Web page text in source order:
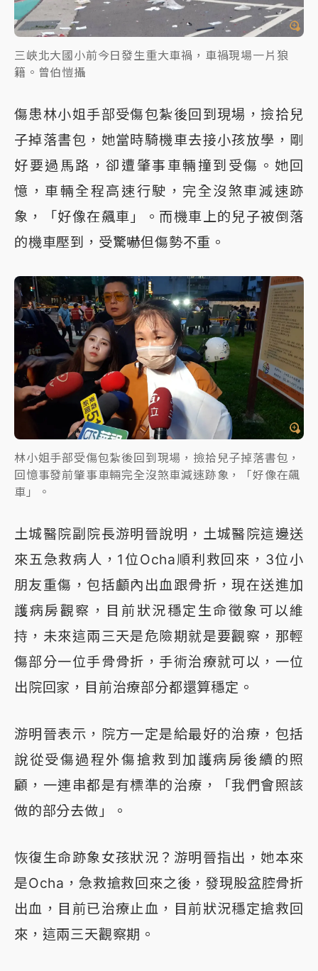
三峽北大國小前今日發生重大車禍，車禍現場一片狼
籍。曾伯愷攝
傷患林小姐手部受傷包紮後回到現場，撿拾兒
子掉落書包，她當時騎機車去接小孩放學，剛
好要過馬路，卻遭肇事車輛撞到受傷。她回
憶，車輛全程高速行駛，完全沒煞車減速跡
象，「好像在飆車」。而機車上的兒子被倒落
的機車壓到，受驚嚇但傷勢不重。
林小姐手部受傷包紮後回到現場，撿拾兒子掉落書包，
回憶事發前肇事車輛完全沒煞車減速跡象，「好像在飆
車」。
土城醫院副院長游明晉說明，土城醫院這邊送
來五急救病人，1位Ocha順利救回來，3位小
朋友重傷，包括顱內出血跟骨折，現在送進加
護病房觀察，目前狀況穩定生命徵象可以維
持，未來這兩三天是危險期就是要觀察，那輕
傷部分一位手骨骨折，手術治療就可以，一位
出院回家，目前治療部分都還算穩定。
游明晉表示，院方一定是給最好的治療，包括
說從受傷過程外傷搶救到加護病房後續的照
顧，一連串都是有標準的治療，「我們會照該
做的部分去做」。
恢復生命跡象女孩狀況？游明晉指出，她本來
是Ocha，急救搶救回來之後，發現股盆腔骨折
出血，目前已治療止血，目前狀況穩定搶救回
來，這兩三天觀察期。